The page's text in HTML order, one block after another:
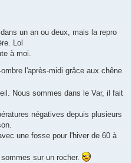
un an ou deux, mais la repro
Lol
à moi.
l'après-midi grâce aux chêne
Nous sommes dans le Var, il fait
négatives depuis plusieurs
une fosse pour l'hiver de 60 à
sur un rocher.